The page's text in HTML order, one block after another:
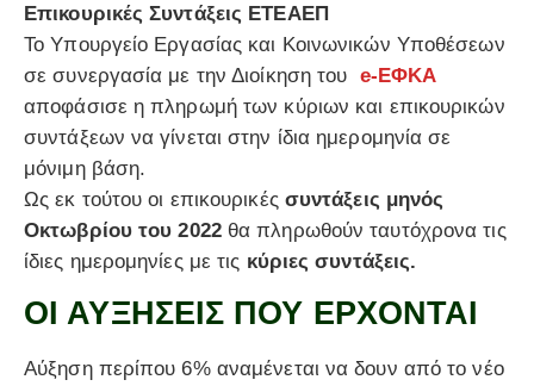
Επικουρικές Συντάξεις ΕΤΕΑΕΠ
Το Υπουργείο Εργασίας και Κοινωνικών Υποθέσεων
σε συνεργασία με την Διοίκηση του e-ΕΦΚΑ
αποφάσισε η πληρωμή των κύριων και επικουρικών
συντάξεων να γίνεται στην ίδια ημερομηνία σε
μόνιμη βάση.
Ως εκ τούτου οι επικουρικές συντάξεις μηνός
Οκτωβρίου του 2022θα πληρωθούν ταυτόχρονα τις
ίδιες ημερομηνίες με τις κύριες συντάξεις.
ΟΙ ΑΥΞΗΣΕΙΣ ΠΟΥ ΕΡΧΟΝΤΑΙ
Αύξηση περίπου 6% αναμένεται να δουν από το νέο